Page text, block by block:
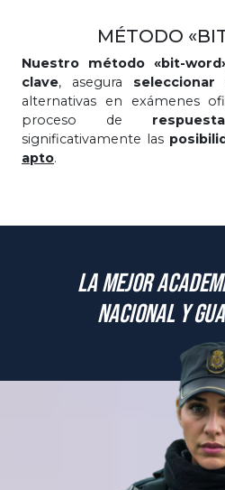
MÉTODO
Nuestro método «bit-
clave, asegura
alternativas en exámenes
proceso de respuesta
significativamente las
apto.
La mejor
Nacional y